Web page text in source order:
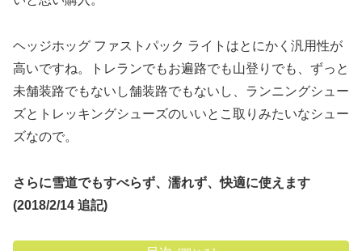
ヘッジホッグ ファストパック ライトはとにかく汎用性が
高いですね。トレランでもお遍路でも山登りでも、ずっと
未舗装路でもないし舗装路でもないし、ランニングシュー
ズとトレッキングシューズのいいとこ取りみたいなシュー
ズなので。
さらに雪道でもすべらず、濡れず、快適に使えます
(2018/2/14 追記)